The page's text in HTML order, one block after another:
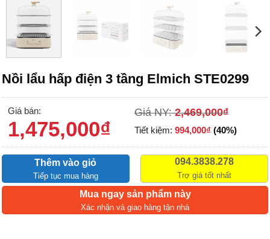
Nồi lẩu hấp điện 3 tầng Elmich STE0299
Giá bán:
1,475,000₫
Giá NY:2,469,000₫
Tiết kiệm: 994,000₫ (40%)
Thêm vào giỏ
Tiếp tục mua hàng
094.3838.278
Trợ giá tốt nhất
Mua ngay sản phẩm này
Xác nhận và giao hàng tận nhà